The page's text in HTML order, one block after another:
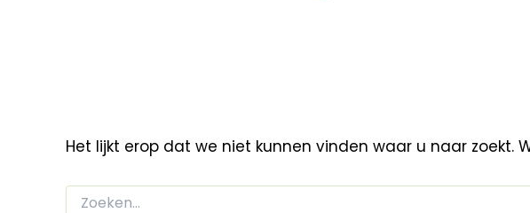
Het lijkt erop dat we niet kunnen vinden waar u naar zoekt.